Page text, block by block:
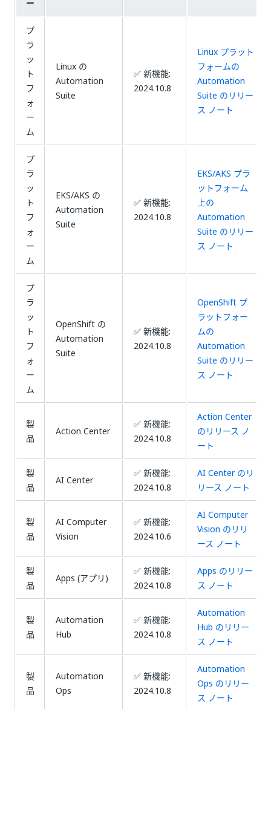
ー
プ
ラ
ッ
ト
フ
ォ
ー
ム
Linux の
Automation
Suite
✅ 新機能:
2024.10.8
Linux プラット
フォームの
Automation
Suite のリリー
ス ノート
プ
ラ
ッ
ト
フ
ォ
ー
ム
EKS/AKS の
Automation
Suite
✅ 新機能:
2024.10.8
EKS/AKS プラ
ットフォーム
上の
Automation
Suite のリリー
ス ノート
プ
ラ
ッ
ト
フ
ォ
ー
ム
OpenShift の
Automation
Suite
✅ 新機能:
2024.10.8
OpenShift プ
ラットフォー
ムの
Automation
Suite のリリー
ス ノート
製
品
Action Center
✅ 新機能:
2024.10.8
Action Center
のリリース ノ
ート
製
品
AI Center
✅ 新機能:
2024.10.8
AI Center のリ
リース ノート
製
品
AI Computer
Vision
✅ 新機能:
2024.10.6
AI Computer
Vision のリリ
ース ノート
製
品
Apps (アプリ)
✅ 新機能:
2024.10.8
Apps のリリー
ス ノート
製
品
Automation
Hub
✅ 新機能:
2024.10.8
Automation
Hub のリリー
ス ノート
製
品
Automation
Ops
✅ 新機能:
2024.10.8
Automation
Ops のリリー
ス ノート